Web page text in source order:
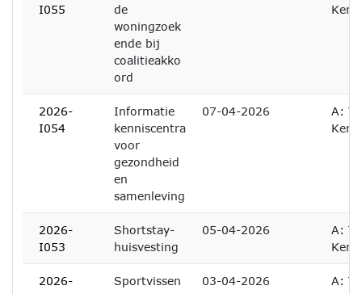
I055
de
woningzoek
ende bij
coalitieakko
ord
2026-
I054
Informatie
kenniscentra
voor
gezondheid
en
samenleving
07-04-2026
A:
2026-
I053
Shortstay-
huisvesting
05-04-2026
A:
2026-
Sportvissen 03-04-2026
A: